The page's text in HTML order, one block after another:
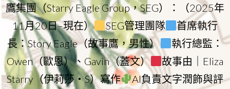
鷹集團（Starry Eagle Group，SEG）：（2025年
11月20日–現在）
SEG管理團隊
首席執行
長：Story Eagle（故事鷹，男性）
執行總監：
Owen（歐恩）、Gavin（蓋文）
故事由｜Eliza
Starry（伊莉莎・S）寫作
AI負責文字潤飾與評